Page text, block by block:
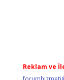
Reklam ve